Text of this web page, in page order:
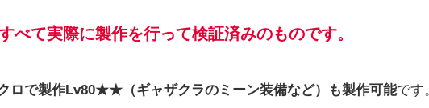
べて実際に製作を行って検証済みのものです。
ロで製作Lv80★★（ギャザクラのミーン装備など）も製作可能です